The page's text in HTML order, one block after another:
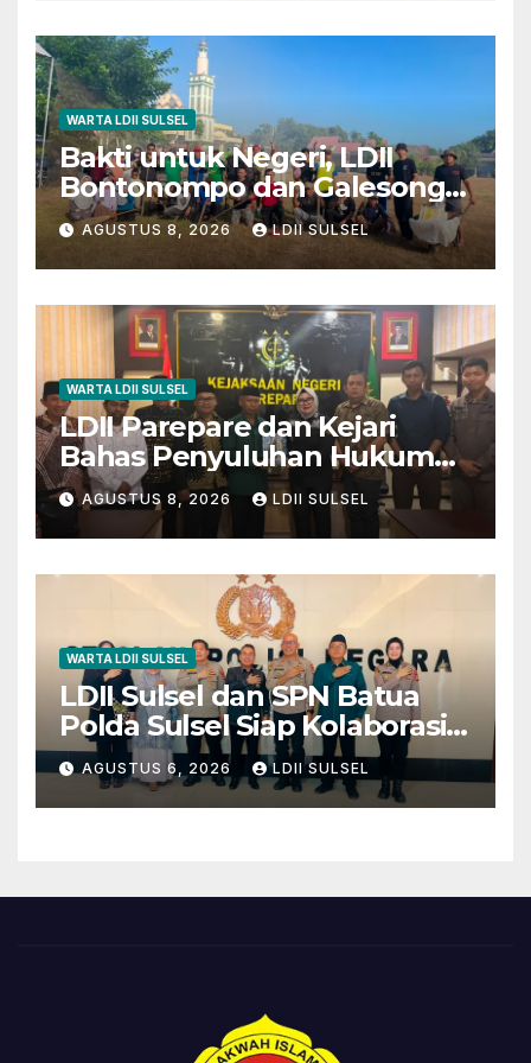
WARTA LDII SULSEL
Bakti untuk Negeri, LDII
Bontonompo dan Galesong
Kerja Bakti Bersama di
Lapangan Barembeng
AGUSTUS 8, 2026 LDII SULSEL
WARTA LDII SULSEL
LDII Parepare dan Kejari
Bahas Penyuluhan Hukum
untuk Warga dan Masyarakat
AGUSTUS 8, 2026 LDII SULSEL
WARTA LDII SULSEL
LDII Sulsel dan SPN Batua
Polda Sulsel Siap Kolaborasi
Bakti Sosial Sambut HUT RI
ke-81
AGUSTUS 6, 2026 LDII SULSEL